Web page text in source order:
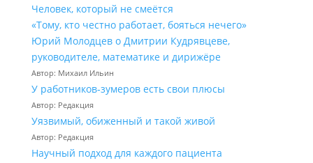
Человек, который не смеётся
«Тому, кто честно работает, бояться нечего»
Юрий Молодцев о Дмитрии Кудрявцеве,
руководителе, математике и дирижёре
Автор: Михаил Ильин
У работников‑зумеров есть свои плюсы
Автор: Редакция
Уязвимый, обиженный и такой живой
Автор: Редакция
Научный подход для каждого пациента